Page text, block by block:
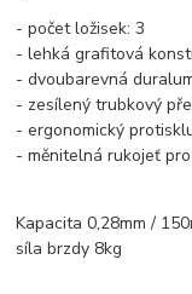
- počet ložisek: 3
- lehká grafitová
- dvoubarevná
- zesílený trubkový
- ergonomický
- měnitelná rukojeť
Kapacita 0,28mm /
síla brzdy 8kg